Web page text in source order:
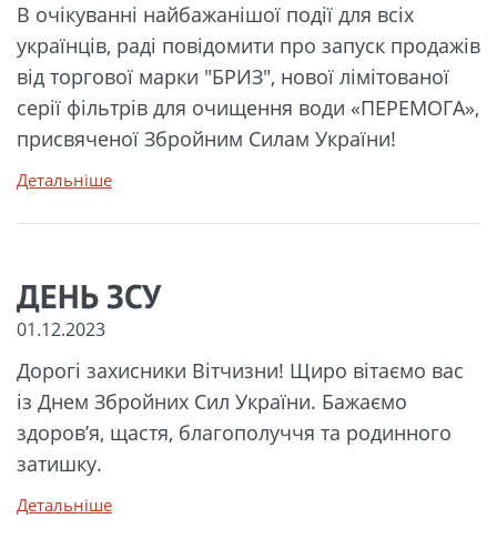
В очікуванні найбажанішої події для всіх
українців, раді повідомити про запуск продажів
від торгової марки "БРИЗ", нової лімітованої
серії фільтрів для очищення води «ПЕРЕМОГА»,
присвяченої Збройним Силам України!
Детальніше
ДЕНЬ ЗСУ
01.12.2023
Дорогі захисники Вітчизни! Щиро вітаємо вас
із Днем Збройних Сил України. Бажаємо
здоров’я, щастя, благополуччя та родинного
затишку.
Детальніше